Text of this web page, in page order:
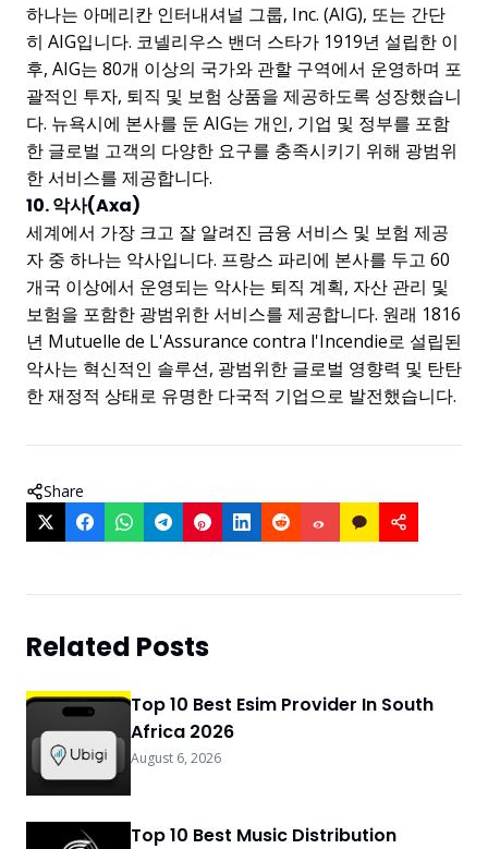
하나는 아메리칸 인터내셔널 그룹, Inc. (AIG), 또는 간단
히 AIG입니다. 코넬리우스 밴더 스타가 1919년 설립한 이
후, AIG는 80개 이상의 국가와 관할 구역에서 운영하며 포
괄적인 투자, 퇴직 및 보험 상품을 제공하도록 성장했습니
다. 뉴욕시에 본사를 둔 AIG는 개인, 기업 및 정부를 포함
한 글로벌 고객의 다양한 요구를 충족시키기 위해 광범위
한 서비스를 제공합니다.
10. 악사(Axa)
세계에서 가장 크고 잘 알려진 금융 서비스 및 보험 제공
자 중 하나는 악사입니다. 프랑스 파리에 본사를 두고 60
개국 이상에서 운영되는 악사는 퇴직 계획, 자산 관리 및
보험을 포함한 광범위한 서비스를 제공합니다. 원래 1816
년 Mutuelle de L'Assurance contra l'Incendie로 설립된
악사는 혁신적인 솔루션, 광범위한 글로벌 영향력 및 탄탄
한 재정적 상태로 유명한 다국적 기업으로 발전했습니다.
Share
Related Posts
Top 10 Best Esim Provider In South
Africa 2026
August 6, 2026
Top 10 Best Music Distribution